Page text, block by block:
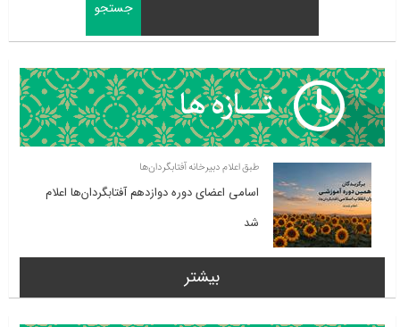
طبق اعلام دبیرخانه آفتابگردان‌ها
اسامی اعضای دوره دوازدهم آفتابگردان‌ها اعلام
شد
بیشتر